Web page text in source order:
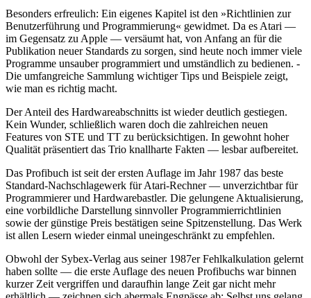
Besonders erfreulich: Ein eigenes Kapitel ist den »Richtlinien zur
Benutzerführung und Programmierung« gewidmet. Da es Atari —
im Gegensatz zu Apple — versäumt hat, von Anfang an für die
Publikation neuer Standards zu sorgen, sind heute noch immer viele
Programme unsauber programmiert und umständlich zu bedienen. -
Die umfangreiche Sammlung wichtiger Tips und Beispiele zeigt,
wie man es richtig macht.
Der Anteil des Hardwareabschnitts ist wieder deutlich gestiegen.
Kein Wunder, schließlich waren doch die zahlreichen neuen
Features von STE und TT zu berücksichtigen. In gewohnt hoher
Qualität präsentiert das Trio knallharte Fakten — lesbar aufbereitet.
Das Profibuch ist seit der ersten Auflage im Jahr 1987 das beste
Standard-Nachschlagewerk für Atari-Rechner — unverzichtbar für
Programmierer und Hardwarebastler. Die gelungene Aktualisierung,
eine vorbildliche Darstellung sinnvoller Programmierrichtlinien
sowie der günstige Preis bestätigen seine Spitzenstellung. Das Werk
ist allen Lesern wieder einmal uneingeschränkt zu empfehlen.
Obwohl der Sybex-Verlag aus seiner 1987er Fehlkalkulation gelernt
haben sollte — die erste Auflage des neuen Profibuchs war binnen
kurzer Zeit vergriffen und daraufhin lange Zeit gar nicht mehr